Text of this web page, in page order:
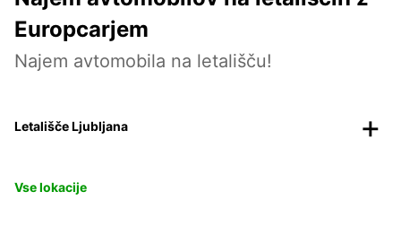
Europcarjem
Najem avtomobila na letališču!
Letališče Ljubljana
Vse lokacije